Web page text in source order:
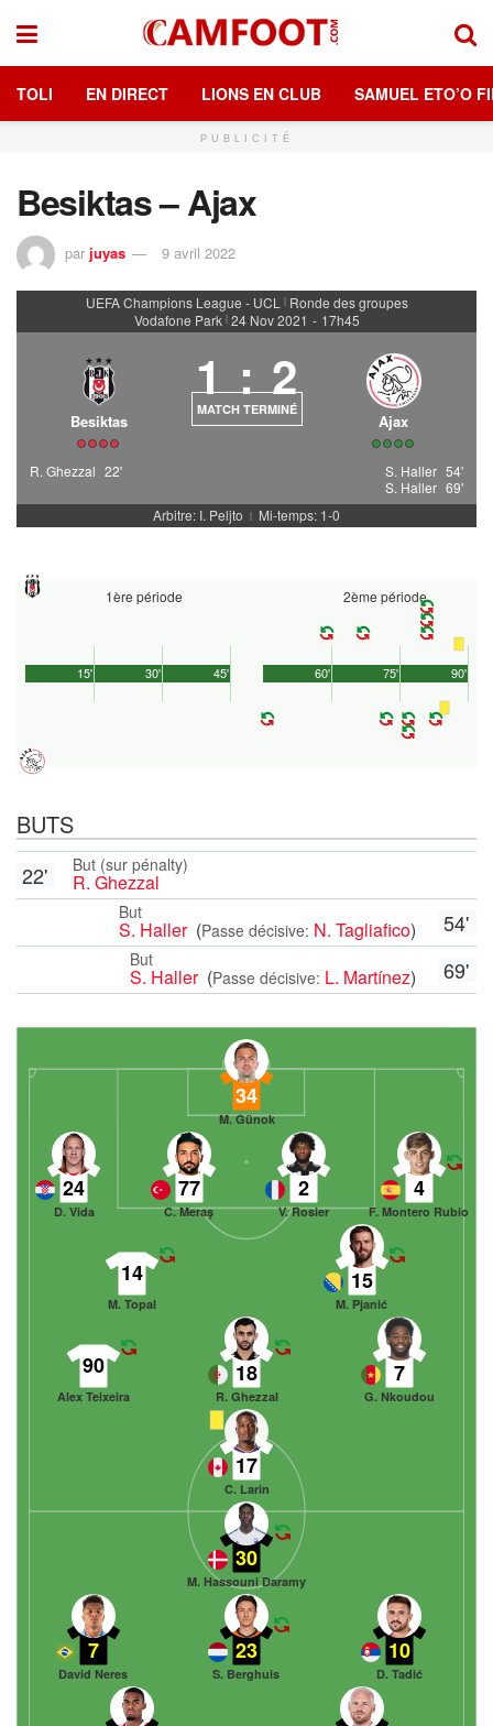
TOLI EN DIRECT LIONS EN CLUB SAMUEL ETO’O
PUBLICITÉ
Besiktas – Ajax
par juyas 9 avril 2022
UEFA Champions League - UCL | Ronde des groupes
Vodafone Park | 24 Nov 2021 - 17h45
Besiktas
1 : 2
MATCH TERMINÉ
Ajax
R. Ghezzal 22' S. Haller 54'
S. Haller 69'
Arbitre: I. Peljto
| Mi-temps: 1-0
1ère période
45'
15' 30'
2ème période
90'
60' 75'
BUTS
But (sur pénalty)
R. Ghezzal
22'
54'
But
S. Haller (Passe décisive: N. Tagliafico)
69'
But
S. Haller (Passe décisive: L. Martínez)
34
M. Günok
4
F. Montero Rubio
2
V. Rosier
77
C. Meraş
24
D. Vida
15
M. Pjanić
14
M. Topal
7
G. Nkoudou
18
R. Ghezzal
90
Alex Teixeira
17
C. Larin
7
David Neres
23
S. Berghuis
10
D. Tadić
30
M. Hassouni Daramy